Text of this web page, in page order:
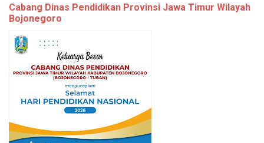
Cabang Dinas Pendidikan Provinsi Jawa Timur Wilayah
Bojonegoro